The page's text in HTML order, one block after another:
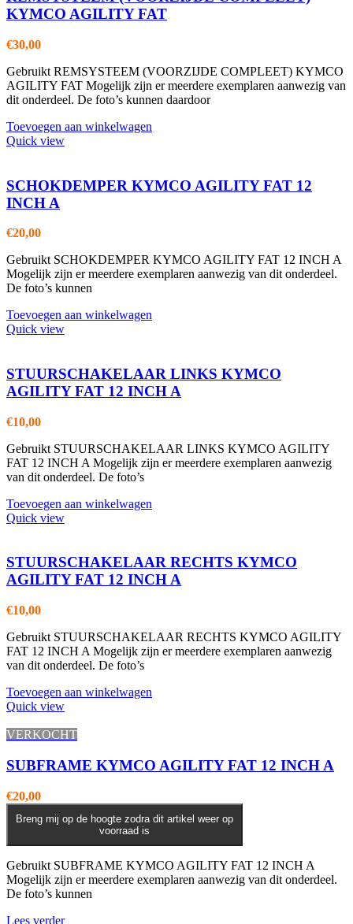
KYMCO AGILITY FAT
€30,00
Gebruikt REMSYSTEEM (VOORZIJDE COMPLEET) KYMCO
AGILITY FAT Mogelijk zijn er meerdere exemplaren aanwezig van
dit onderdeel. De foto’s kunnen daardoor
Toevoegen aan winkelwagen
Quick view
SCHOKDEMPER KYMCO AGILITY FAT 12
INCH A
€20,00
Gebruikt SCHOKDEMPER KYMCO AGILITY FAT 12 INCH A
Mogelijk zijn er meerdere exemplaren aanwezig van dit onderdeel.
De foto’s kunnen
Toevoegen aan winkelwagen
Quick view
STUURSCHAKELAAR LINKS KYMCO
AGILITY FAT 12 INCH A
€10,00
Gebruikt STUURSCHAKELAAR LINKS KYMCO AGILITY
FAT 12 INCH A Mogelijk zijn er meerdere exemplaren aanwezig
van dit onderdeel. De foto’s
Toevoegen aan winkelwagen
Quick view
STUURSCHAKELAAR RECHTS KYMCO
AGILITY FAT 12 INCH A
€10,00
Gebruikt STUURSCHAKELAAR RECHTS KYMCO AGILITY
FAT 12 INCH A Mogelijk zijn er meerdere exemplaren aanwezig
van dit onderdeel. De foto’s
Toevoegen aan winkelwagen
Quick view
VERKOCHT
SUBFRAME KYMCO AGILITY FAT 12 INCH A
€20,00
Breng mij op de hoogte zodra dit artikel weer op
voorraad is
Gebruikt SUBFRAME KYMCO AGILITY FAT 12 INCH A
Mogelijk zijn er meerdere exemplaren aanwezig van dit onderdeel.
De foto’s kunnen
Lees verder